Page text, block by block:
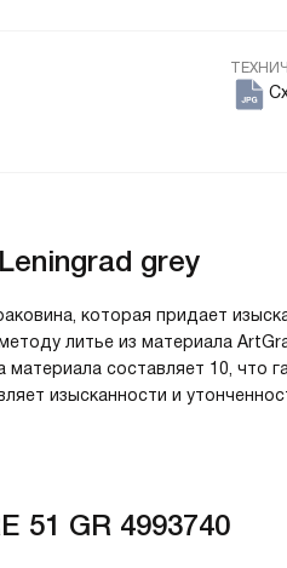
grey
которая придает
литье из материала
составляет 10, что
изысканности и
51 GR 4993740